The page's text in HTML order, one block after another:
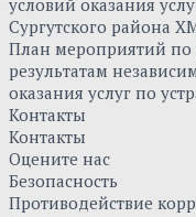
условий оказания
Сургутского района
План мероприятий по
результатам
оказания услуг по
Контакты
Контакты
Оцените нас
Безопасность
Противодействие